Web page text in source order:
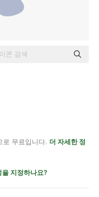
로 무료입니다. 더 자세한 정
을 지정하나요?